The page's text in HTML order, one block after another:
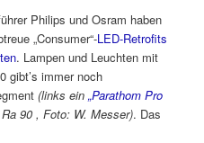
Philips und Osram haben
„Consumer“-LED-Retrofits
. Lampen und Leuchten mit
gibt’s immer noch
(links ein„Parathom Pro
90 , Foto: W. Messer). Das